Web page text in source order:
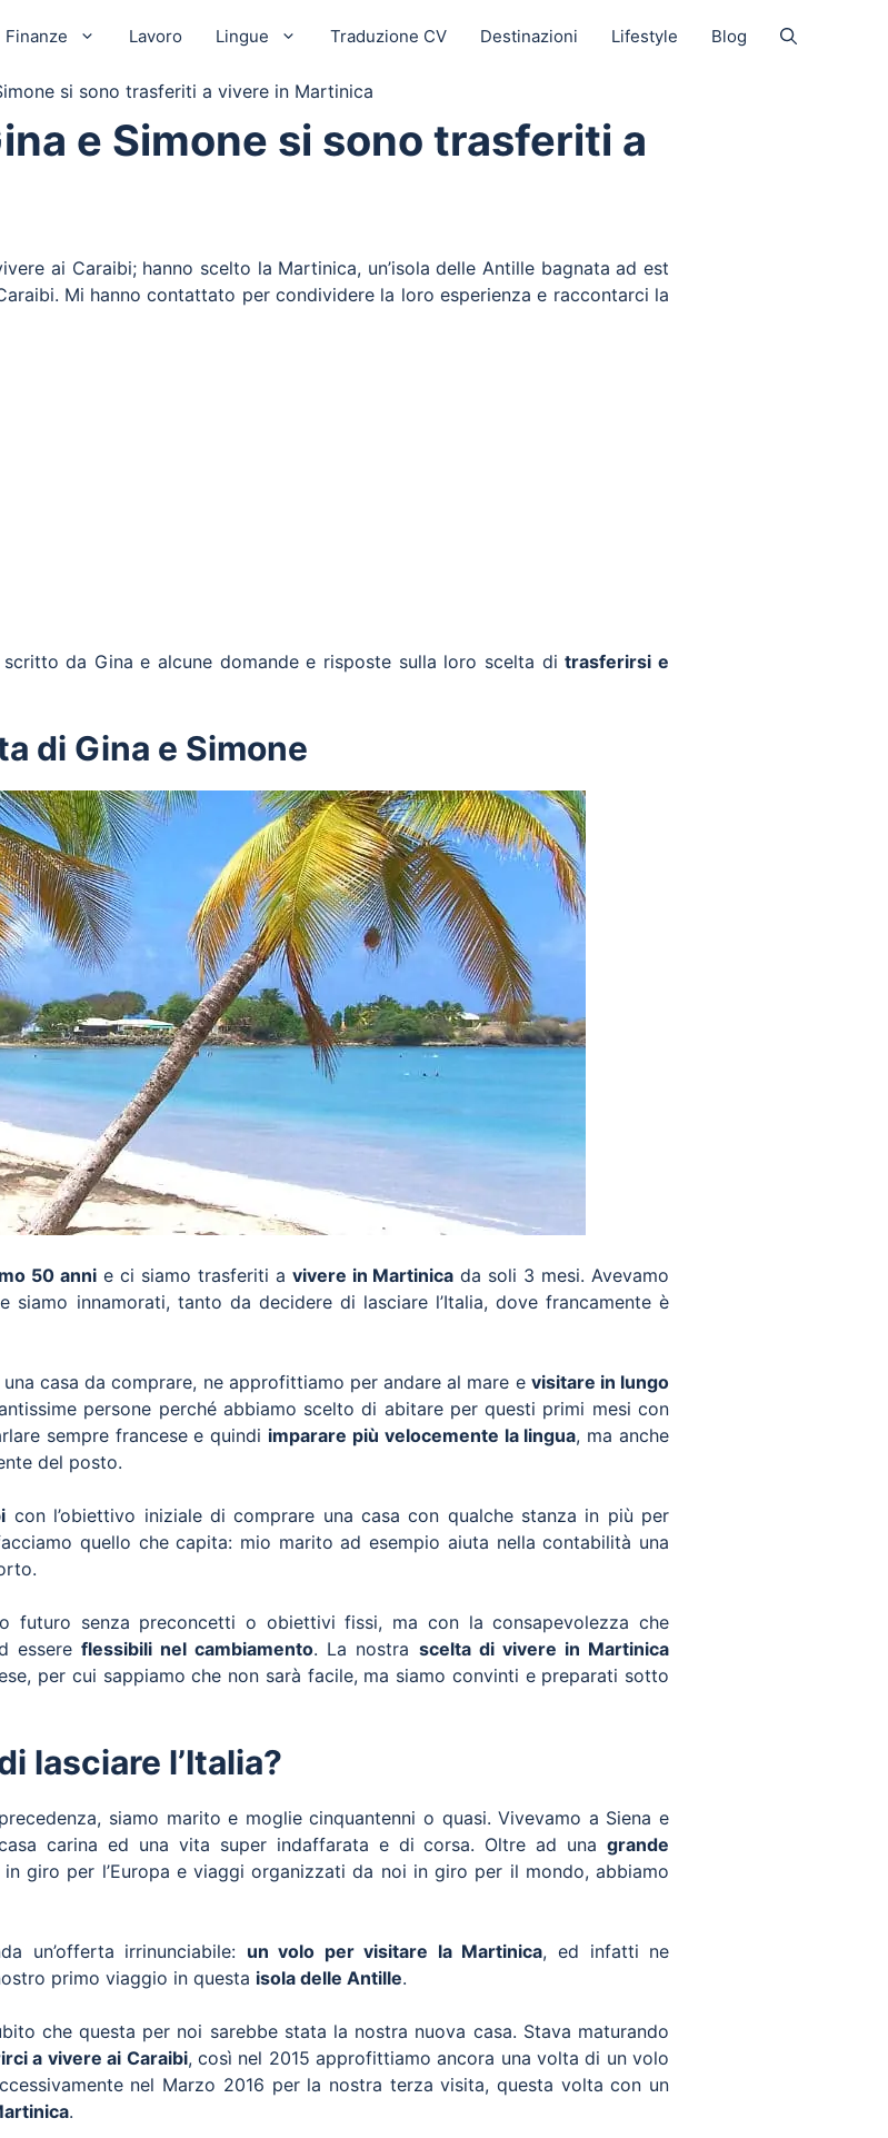
Finanze Lavoro Lingue Traduzione CV Destinazioni Lifestyle Blog
si sono trasferiti a vivere in Martinica
e Simone si sono trasferiti a
ai Caraibi; hanno scelto la Martinica, un’isola delle Antille bagnata ad est
Mi hanno contattato per condividere la loro esperienza e raccontarci la
da Gina e alcune domande e risposte sulla loro scelta ditrasferirsi e
di Gina e Simone
50 anni e ci siamo trasferiti a vivere in Martinica da soli 3 mesi. Avevamo
innamorati, tanto da decidere di lasciare l’Italia, dove francamente è
casa da comprare, ne approfittiamo per andare al mare e visitare in lungo
persone perché abbiamo scelto di abitare per questi primi mesi con
sempre francese e quindi imparare più velocemente la lingua, ma anche
del posto.
con l’obiettivo iniziale di comprare una casa con qualche stanza in più per
quello che capita: mio marito ad esempio aiuta nella contabilità una
futuro senza preconcetti o obiettivi fissi, ma con la consapevolezza che
essere flessibili nel cambiamento. La nostra scelta di vivere in Martinica
per cui sappiamo che non sarà facile, ma siamo convinti e preparati sotto
lasciare l’Italia?
siamo marito e moglie cinquantenni o quasi. Vivevamo a Siena e
carina ed una vita super indaffarata e di corsa. Oltre ad una grande
giro per l’Europa e viaggi organizzati da noi in giro per il mondo, abbiamo
un’offerta irrinunciabile: un volo per visitare la Martinica, ed infatti ne
primo viaggio in questa isola delle Antille.
che questa per noi sarebbe stata la nostra nuova casa. Stava maturando
a vivere ai Caraibi, così nel 2015 approfittiamo ancora una volta di un volo
nel Marzo 2016 per la nostra terza visita, questa volta con un
.